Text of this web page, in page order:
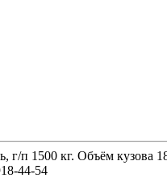
г/п 1500 кг. Объём
44-54